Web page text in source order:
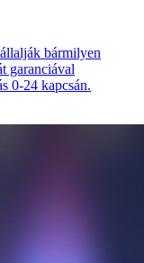
bármilyen
garanciával
0-24 kapcsán.